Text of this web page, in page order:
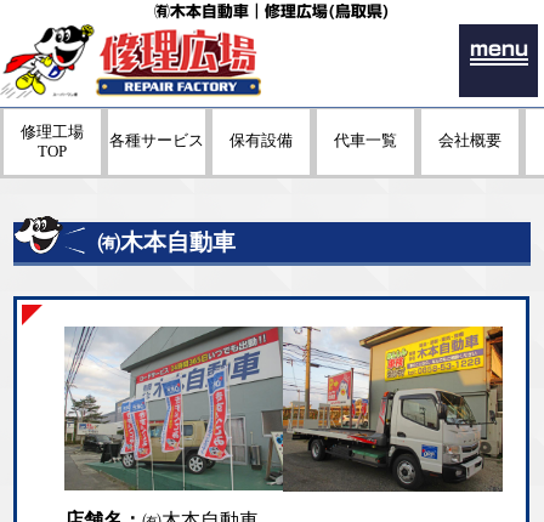
㈲木本自動車｜修理広場(鳥取県)
menu
修理工場
TOP
各種サービス 保有設備 代車一覧 会社概要
㈲木本自動車